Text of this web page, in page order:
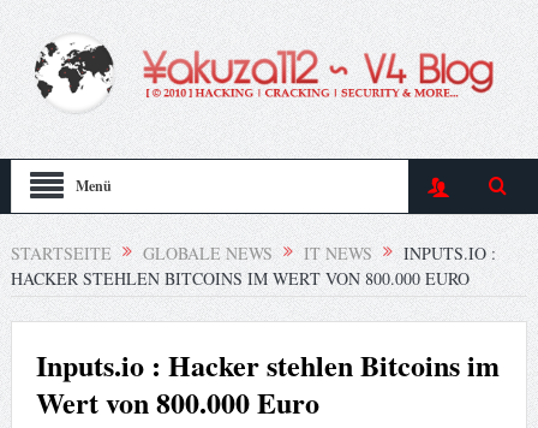
Menü
STARTSEITE GLOBALE NEWS IT NEWS
INPUTS.IO :
HACKER STEHLEN BITCOINS IM WERT VON 800.000 EURO
Inputs.io : Hacker stehlen Bitcoins im
Wert von 800.000 Euro